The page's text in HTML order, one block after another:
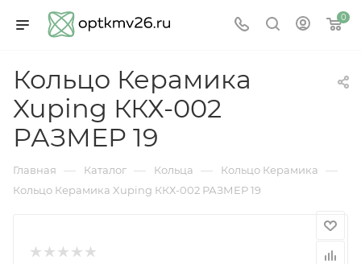
0
Кольцо Керамика
Xuping ККХ-002
РАЗМЕР 19
Главная — Каталог — Кольца — Кольцо Керамика —
Кольцо Керамика Xuping ККХ-002 РАЗМЕР 19